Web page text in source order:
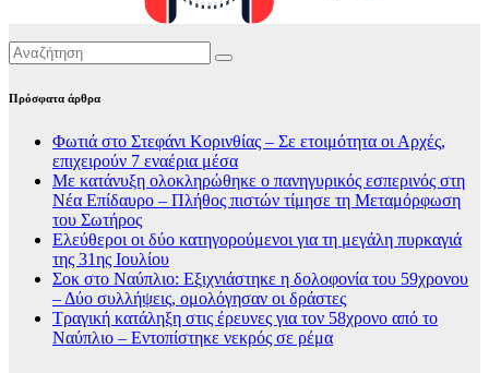
Πρόσφατα άρθρα
Φωτιά στο Στεφάνι Κορινθίας – Σε ετοιμότητα οι Αρχές,
επιχειρούν 7 εναέρια μέσα
Με κατάνυξη ολοκληρώθηκε ο πανηγυρικός εσπερινός στη
Νέα Επίδαυρο – Πλήθος πιστών τίμησε τη Μεταμόρφωση
του Σωτήρος
Ελεύθεροι οι δύο κατηγορούμενοι για τη μεγάλη πυρκαγιά
της 31ης Ιουλίου
Σοκ στο Ναύπλιο: Εξιχνιάστηκε η δολοφονία του 59χρονου
– Δύο συλλήψεις, ομολόγησαν οι δράστες
Τραγική κατάληξη στις έρευνες για τον 58χρονο από το
Ναύπλιο – Εντοπίστηκε νεκρός σε ρέμα